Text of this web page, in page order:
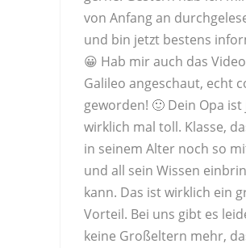
von Anfang an
und bin jetzt bestens
😀 Hab mir auch das
Galileo angeschaut, echt
geworden! 🙂 Dein Opa ist
wirklich mal toll. Klasse,
in seinem Alter noch so
und all sein Wissen
kann. Das ist wirklich ein
Vorteil. Bei uns gibt es
keine Großeltern mehr,